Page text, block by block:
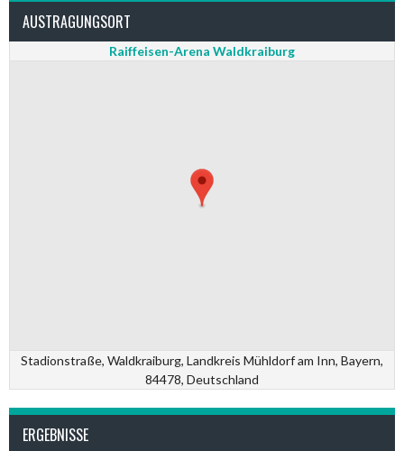
AUSTRAGUNGSORT
Raiffeisen-Arena Waldkraiburg
Stadionstraße, Waldkraiburg, Landkreis Mühldorf am Inn, Bayern,
84478, Deutschland
ERGEBNISSE